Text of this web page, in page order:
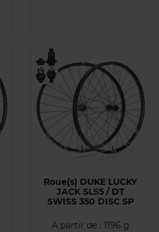
Roue(s) DUKE LUCKY
JACK SLS5 / DT
SWISS 350 DISC SP
A partir de : 1196 g